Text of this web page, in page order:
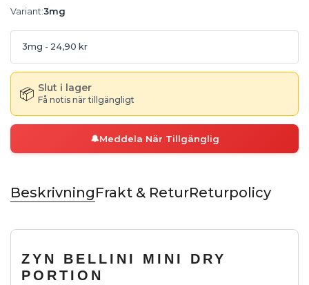
Variant:3mg
3mg - 24,90 kr
📦 Slut i lager
Få notis när tillgängligt
🔔Meddela När Tillgänglig
BeskrivningFrakt & ReturReturpolicy
ZYN BELLINI MINI DRY
PORTION